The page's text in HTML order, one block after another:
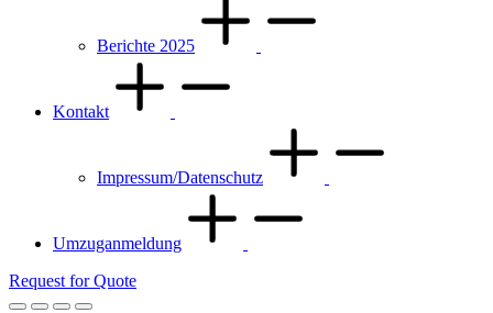
Berichte 2025
Kontakt
Impressum/Datenschutz
Umzuganmeldung
Request for Quote